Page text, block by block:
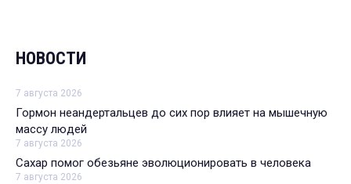
НОВОСТИ
7 августа 2026
Гормон неандертальцев до сих пор влияет на мышечную
массу людей
7 августа 2026
Сахар помог обезьяне эволюционировать в человека
7 августа 2026